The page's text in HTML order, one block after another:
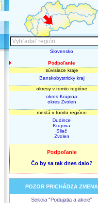
Slovensko
Podpoľanie
súvisiace kraje
Banskobystrický kraj
okresy v tomto regióne
okres Krupina
okres Zvolen
mestá v tomto regióne
Dudince
Krupina
Sliač
Zvolen
Podpoľanie
Čo by sa tak dnes dalo?
POZOR PRICHÁDZA ZMENA
Sekcia "Podujatia a akcie"